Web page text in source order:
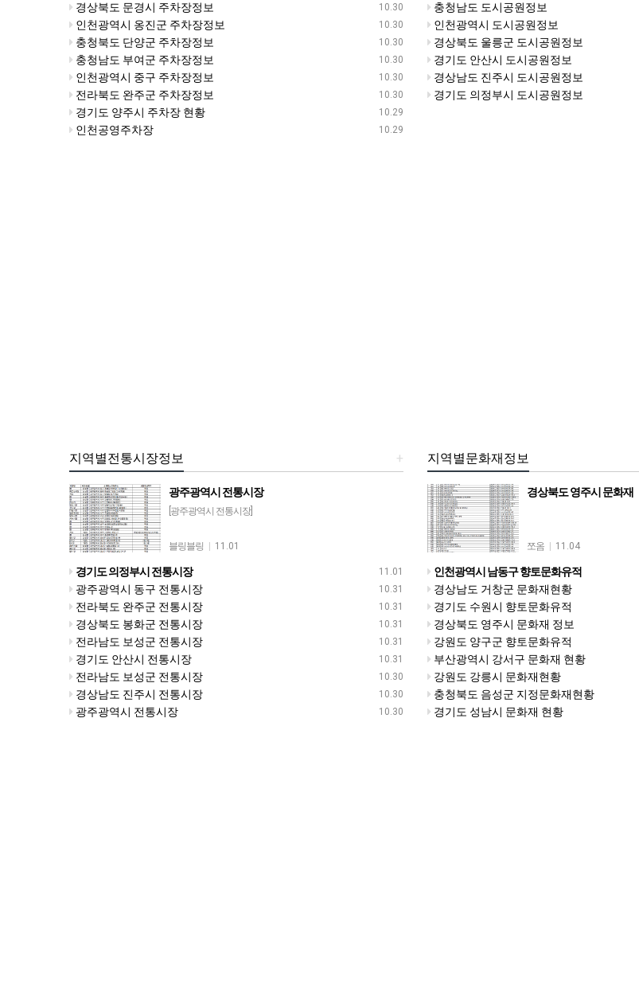
10.30
경상북도 문경시 주차장정보
10.30
인천광역시 옹진군 주차장정보
10.30
충청북도 단양군 주차장정보
10.30
충청남도 부여군 주차장정보
10.30
인천광역시 중구 주차장정보
10.30
전라북도 완주군 주차장정보
10.29
경기도 양주시 주차장 현황
10.29
인천공영주차장
충청남도 도시공원정보
인천광역시 도시공원정보
경상북도 울릉군 도시공원정보
경기도 안산시 도시공원정보
경상남도 진주시 도시공원정보
경기도 의정부시 도시공원정보
+
지역별전통시장정보
광주광역시 전통시장
[광주광역시 전통시장]
블링블링 11.01
11.01
경기도 의정부시 전통시장
10.31
광주광역시 동구 전통시장
10.31
전라북도 완주군 전통시장
10.31
경상북도 봉화군 전통시장
10.31
전라남도 보성군 전통시장
10.31
경기도 안산시 전통시장
10.30
전라남도 보성군 전통시장
10.30
경상남도 진주시 전통시장
10.30
광주광역시 전통시장
지역별문화재정보
경상북도 영주시 문화재
쪼옴 11.04
인천광역시 남동구 향토문화유적
경상남도 거창군 문화재현황
경기도 수원시 향토문화유적
경상북도 영주시 문화재 정보
강원도 양구군 향토문화유적
부산광역시 강서구 문화재 현황
강원도 강릉시 문화재현황
충청북도 음성군 지정문화재현황
경기도 성남시 문화재 현황